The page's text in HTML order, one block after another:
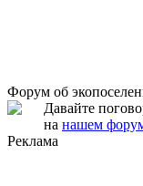
Форум об
Давайте
на нашем
Реклама